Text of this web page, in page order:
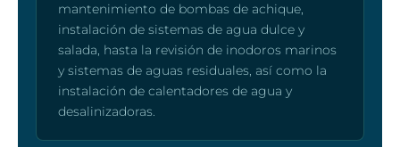
mantenimiento de bombas de achique,
instalación de sistemas de agua dulce y
salada, hasta la revisión de inodoros marinos
y sistemas de aguas residuales, así como la
instalación de calentadores de agua y
desalinizadoras.